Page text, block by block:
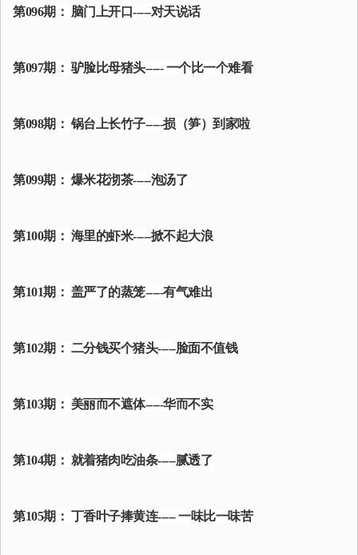
第096期： 脑门上开口-----对天说话
第097期： 驴脸比母猪头----- 一个比一个难看
第098期： 锅台上长竹子-----损（笋）到家啦
第099期： 爆米花沏茶-----泡汤了
第100期： 海里的虾米-----掀不起大浪
第101期： 盖严了的蒸笼-----有气难出
第102期： 二分钱买个猪头-----脸面不值钱
第103期： 美丽而不遮体-----华而不实
第104期： 就着猪肉吃油条-----腻透了
第105期： 丁香叶子捧黄连----- 一味比一味苦